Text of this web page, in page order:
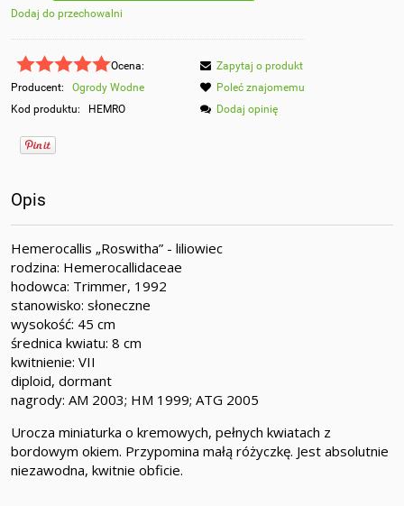
Dodaj do przechowalni
Ocena:
Producent:
Ogrody Wodne
Kod produktu:
HEMRO
Zapytaj o produkt
Poleć znajomemu
Dodaj opinię
Opis
Hemerocallis „Roswitha” - liliowiec
rodzina: Hemerocallidaceae
hodowca: Trimmer, 1992
stanowisko: słoneczne
wysokość: 45 cm
średnica kwiatu: 8 cm
kwitnienie: VII
diploid, dormant
nagrody: AM 2003; HM 1999; ATG 2005
Urocza miniaturka o kremowych, pełnych kwiatach z
bordowym okiem. Przypomina małą różyczkę. Jest absolutnie
niezawodna, kwitnie obficie.